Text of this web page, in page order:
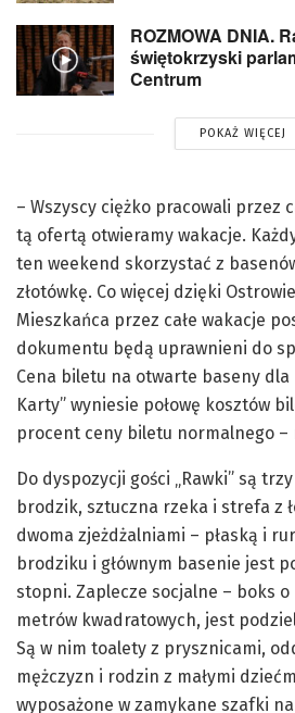
ROZMOWA DNIA.
świętokrzyski
Centrum
POKAŻ WIĘCEJ
– Wszyscy ciężko pracowali przez
tą ofertą otwieramy wakacje.
ten weekend skorzystać z
złotówkę. Co więcej dzięki
Mieszkańca przez całe wakacje
dokumentu będą uprawnieni do
Cena biletu na otwarte baseny dla
Karty” wyniesie połowę kosztów
procent ceny biletu normalnego –
Do dyspozycji gości „Rawki” są
brodzik, sztuczna rzeka i strefa z
dwoma zjeżdżalniami – płaską i
brodziku i głównym basenie jest
stopni. Zaplecze socjalne – boks o
metrów kwadratowych, jest
Są w nim toalety z prysznicami,
mężczyzn i rodzin z małymi
wyposażone w zamykane szafki